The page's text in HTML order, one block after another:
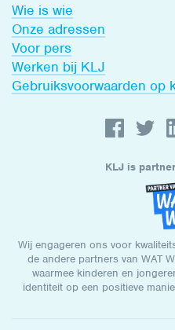
Wie is wie
Onze adressen
Voor pers
Werken bij KLJ
Gebruiksvoorwaarden op
KLJ is
Wij engageren ons voor
de andere partners van WAT
waarmee kinderen en
identiteit op een positieve